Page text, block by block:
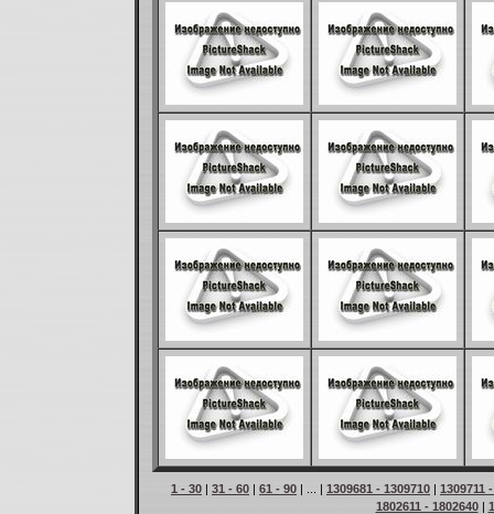
1 - 30 | 31 - 60 | 61 - 90 | ... | 1309681 - 1309710 | 1309711
1802611 - 1802640|